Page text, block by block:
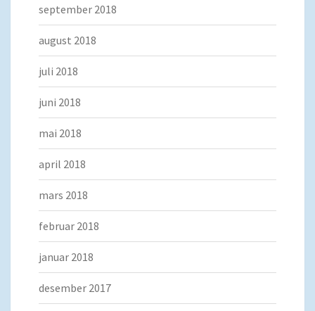
september 2018
august 2018
juli 2018
juni 2018
mai 2018
april 2018
mars 2018
februar 2018
januar 2018
desember 2017